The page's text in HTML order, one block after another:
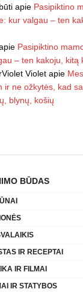
apie Pasipiktino
kur valgau – ten
Pasipiktino
– ten kakoju, kitą
Violet apie
ir ne ožkytės, kad
blynų, košių
BŪDAS
IR RECEPTAI
IR FILMAI
IR STATYBOS